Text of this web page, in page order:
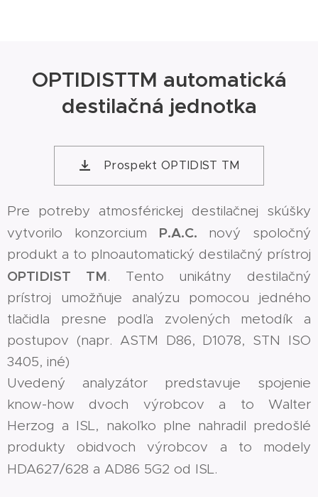
OPTIDISTTM automatická
destilačná jednotka
Prospekt OPTIDIST TM
Pre potreby atmosférickej destilačnej skúšky
vytvorilo konzorcium P.A.C. nový spoločný
produkt a to plnoautomatický destilačný prístroj
OPTIDIST TM. Tento unikátny destilačný
prístroj umožňuje analýzu pomocou jedného
tlačidla presne podľa zvolených metodík a
postupov (napr. ASTM D86, D1078, STN ISO
3405, iné)
Uvedený analyzátor predstavuje spojenie
know-how dvoch výrobcov a to Walter
Herzog a ISL, nakoľko plne nahradil predošlé
produkty obidvoch výrobcov a to modely
HDA627/628 a AD86 5G2 od ISL.